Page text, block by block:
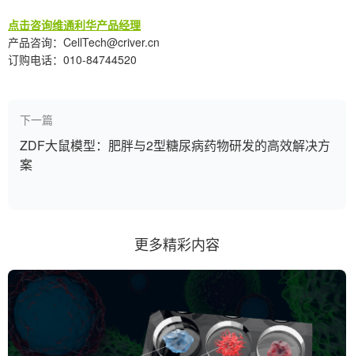
点击咨询维通利华产品经理
产品咨询：CellTech@criver.cn
订购电话：010-84744520
下一篇
ZDF大鼠模型：肥胖与2型糖尿病药物研发的高效解决方
案
更多精彩内容